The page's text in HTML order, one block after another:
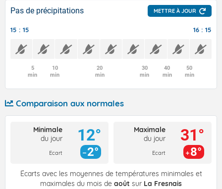
Pas de précipitations METTRE À JOUR
15 : 15 16 : 15
5
min
10
min
20
min
30
min
40
min
50
min
Comparaison aux normales
Minimale
du jour
Ecart
12°
2°
Maximale
du jour
Ecart
31°
8°
Écarts avec les moyennes de températures minimales et
maximales du mois de août sur La Fresnais